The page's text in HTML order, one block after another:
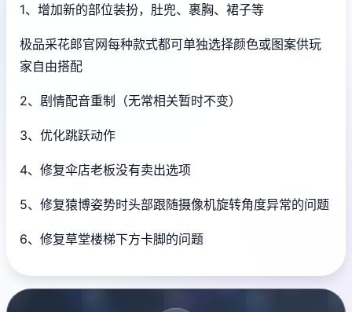
1、增加新的部位装扮，肚兜、裹胸、裙子等
极品采花郎官网每种款式都可单独选择颜色或图案供玩
家自由搭配
2、剧情配音重制（无常相关暂时不变）
3、优化跳跃动作
4、修复伞店老板没有卖出选项
5、修复猿博姿势时头部跟随摄像机旋转角度异常的问题
6、修复草堂楼梯下方卡脚的问题